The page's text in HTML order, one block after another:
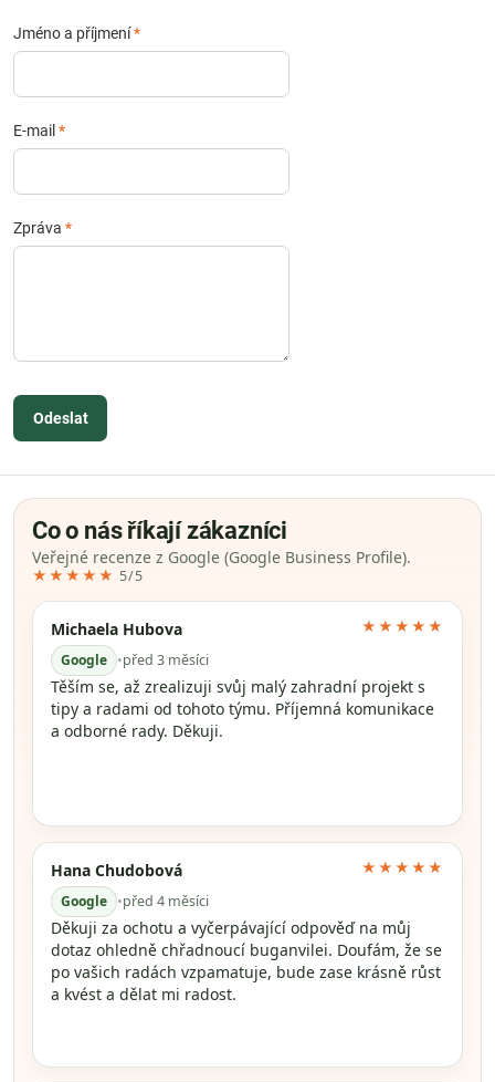
Jméno a příjmení*
E-mail *
Zpráva *
Odeslat
Co o nás říkají zákazníci
Veřejné recenze z Google (Google Business Profile).
★★★★★ 5/5
Michaela Hubova
Google •před 3 měsíci
★★★★★
Těším se, až zrealizuji svůj malý zahradní projekt s
tipy a radami od tohoto týmu. Příjemná komunikace
a odborné rady. Děkuji.
Hana Chudobová
Google •před 4 měsíci
★★★★★
Děkuji za ochotu a vyčerpávající odpověď na můj
dotaz ohledně chřadnoucí buganvilei. Doufám, že se
po vašich radách vzpamatuje, bude zase krásně růst
a kvést a dělat mi radost.